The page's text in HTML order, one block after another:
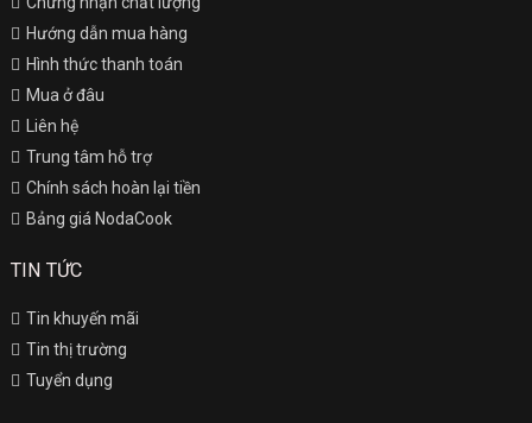
Hướng dẫn mua hàng
Hình thức thanh toán
Mua ở đâu
Liên hệ
Trung tâm hỗ trợ
Chính sách hoàn lại tiền
Bảng giá NodaCook
TIN TỨC
Tin khuyến mãi
Tin thị trường
Tuyển dụng